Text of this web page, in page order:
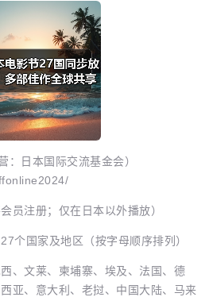
日本国际交流基金会）
注册；仅在日本以外播放）
国家及地区（按字母顺序排列）
文莱、柬埔寨、埃及、法国、德
亚、意大利、老挝、中国大陆、马来